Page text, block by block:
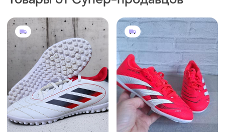
700 грн 0
Adidas
501 грн 0
Adidas